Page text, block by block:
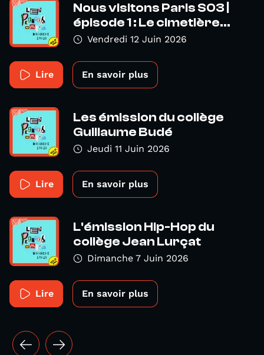
Nous visitons Paris S03 |
épisode 1 : Le cimetière...
Vendredi 12 Juin 2026
Lire En savoir plus
Les émission du collège
Guillaume Budé
Jeudi 11 Juin 2026
Lire En savoir plus
L'émission Hip-Hop du
collège Jean Lurçat
Dimanche 7 Juin 2026
Lire En savoir plus